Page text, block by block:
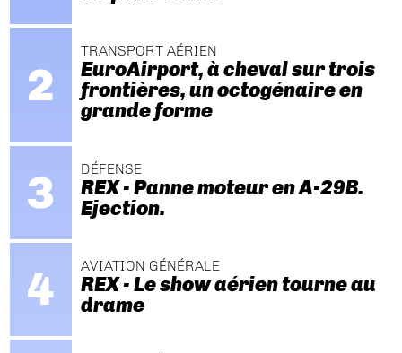
TRANSPORT AÉRIEN
EuroAirport, à cheval sur trois
frontières, un octogénaire en
grande forme
DÉFENSE
REX - Panne moteur en A-29B.
Ejection.
AVIATION GÉNÉRALE
REX - Le show aérien tourne au
drame